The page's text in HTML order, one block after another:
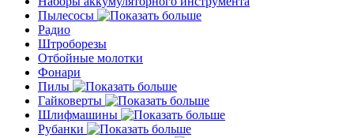
Пылесосы
Радио
Штроборезы
Отбойные молотки
Фонари
Пилы
Гайковерты
Шлифмашины
Рубанки